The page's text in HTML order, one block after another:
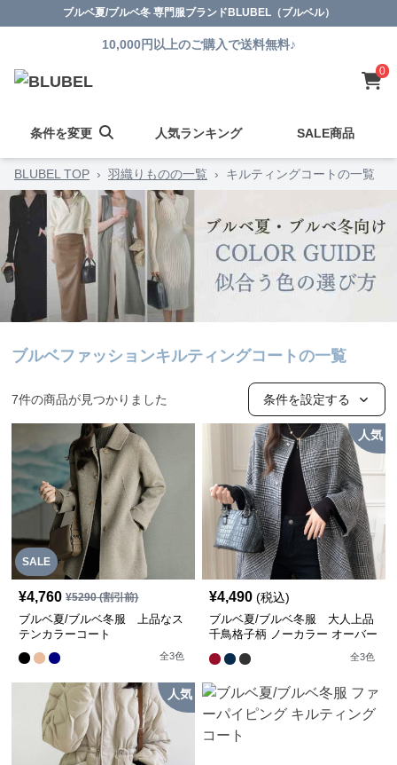
ブルベ夏/ブルベ冬 専門服ブランドBLUBEL（ブルベル）
10,000円以上のご購入で送料無料♪
0
条件を変更 人気ランキング SALE商品
BLUBEL TOP › 羽織りものの一覧 › キルティングコートの一覧
ブルベファッションキルティングコートの一覧
7件の商品が見つかりました 条件を設定する
SALE
¥4,760 ¥5290(割引前)
ブルベ夏/ブルベ冬服 上品なス
テンカラーコート
全3色
人気
¥4,490 (税込)
ブルベ夏/ブルベ冬服 大人上品
千鳥格子柄 ノーカラー オーバー
全3色
人気